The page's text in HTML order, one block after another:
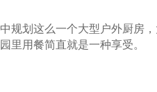
规划这么一个大型户外厨房
里用餐简直就是一种享受。